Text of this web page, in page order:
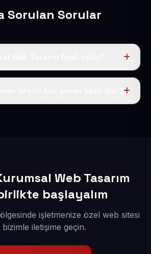
Sorulan Sorular
yıllık 50 USD + KDV. Bu bedele alan
Web Tasarım
başlayalım
işletmenize özel web sitesi
bizimle iletişime geçin.